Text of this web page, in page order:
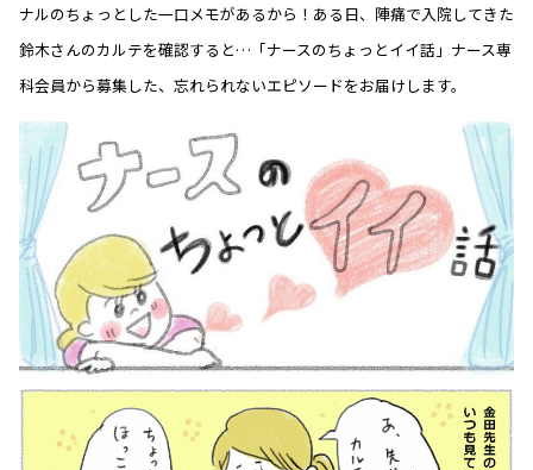
ナルのちょっとした一口メモがあるから！ある日、陣痛で入院してきた
鈴木さんのカルテを確認すると…「ナースのちょっとイイ話」ナース専
科会員から募集した、忘れられないエピソードをお届けします。